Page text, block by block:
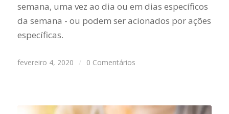
semana, uma vez ao dia ou em dias específicos
da semana - ou podem ser acionados por ações
específicas.
fevereiro 4, 2020 / 0 Comentários